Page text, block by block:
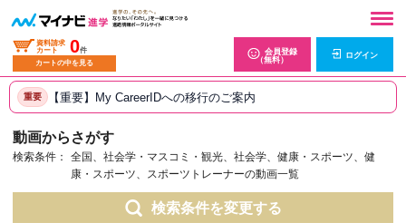
資料請求
カート
0件
カートの中を見る
会員登録
（無料）
ログイン
重要 【重要】My CareerIDへの移行のご案内
動画からさがす
検索条件：
全国、社会学・マスコミ・観光、社会学、健康・スポーツ、健
康・スポーツ、スポーツトレーナーの動画一覧
検索条件を変更する